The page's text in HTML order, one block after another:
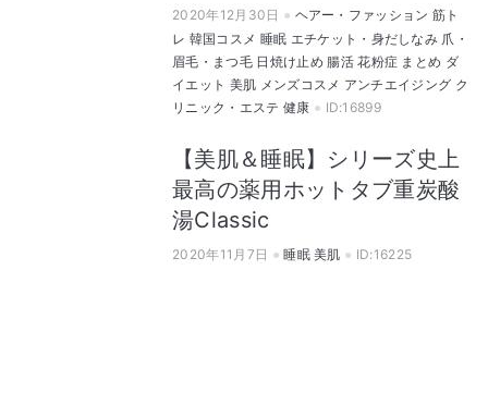
2020年12月30日 ヘアー・ファッション 筋ト
レ 韓国コスメ 睡眠 エチケット・身だしなみ 爪・
眉毛・まつ毛 日焼け止め 腸活 花粉症 まとめ ダ
イエット 美肌 メンズコスメ アンチエイジング ク
リニック・エステ 健康 ID:16899
【美肌＆睡眠】シリーズ史上
最高の薬用ホットタブ重炭酸
湯Classic
2020年11月7日 睡眠 美肌 ID:16225